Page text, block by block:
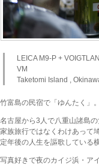
LEICA M9-P +
VM
Taketomi Island ,
竹富島の民宿で「ゆんたく」。
名古屋から3人で八重山諸島
家族旅行ではなくわけあって
定年後の人生を謳歌している
写真好きで夜のカイジ浜・ア